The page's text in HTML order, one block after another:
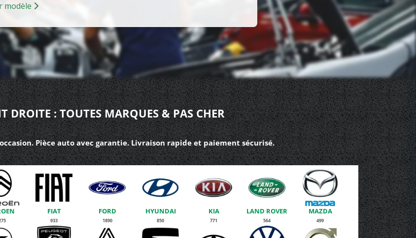
Rechercher par modèle
DROITE : TOUTES MARQUES & PAS CHER
Pièce auto avec garantie. Livraison rapide et paiement sécurisé.
FIAT
933
FORD
1890
HYUNDAI
850
KIA
771
LAND ROVER
564
MAZDA
499